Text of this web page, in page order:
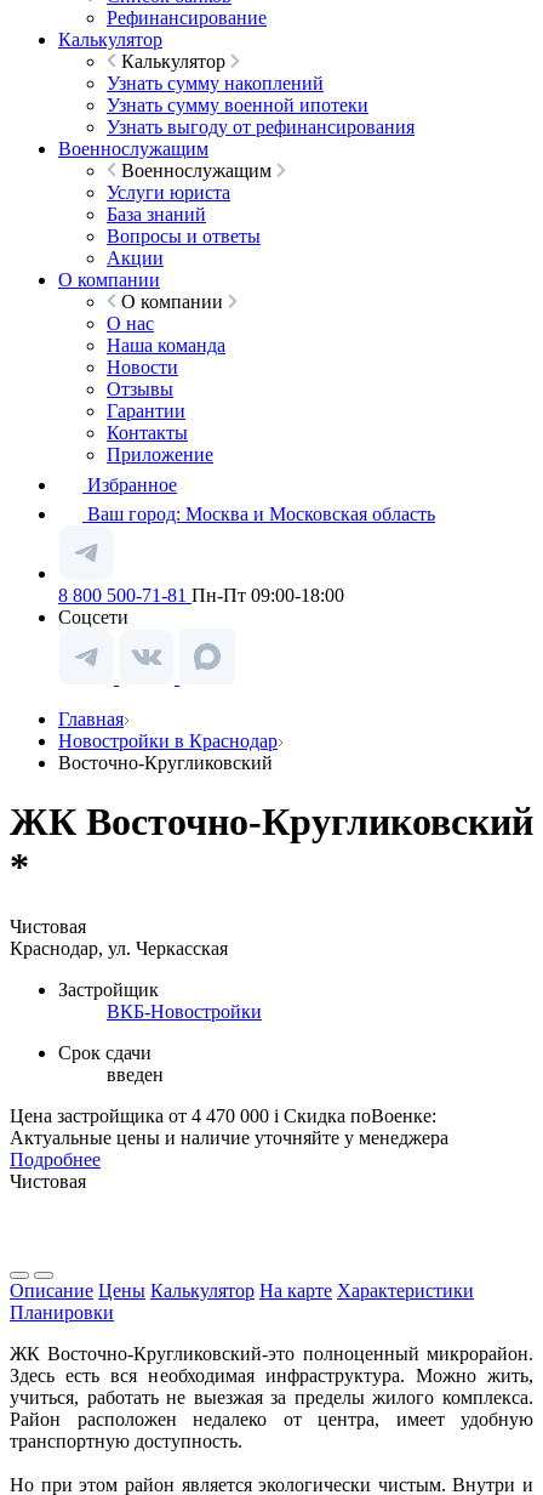
Рефинансирование
Калькулятор
Калькулятор
Узнать сумму накоплений
Узнать сумму военной ипотеки
Узнать выгоду от рефинансирования
Военнослужащим
Военнослужащим
Услуги юриста
База знаний
Вопросы и ответы
Акции
О компании
О компании
О нас
Наша команда
Новости
Отзывы
Гарантии
Контакты
Приложение
Избранное
Ваш город: Москва и Московская область
8 800 500-71-81 Пн-Пт 09:00-18:00
Соцсети
Главная
Новостройки в Краснодар
Восточно-Кругликовский
ЖК Восточно-Кругликовский
*
Чистовая
Краснодар, ул. Черкасская
Застройщик
ВКБ-Новостройки
Срок сдачи
введен
Цена застройщика от 4 470 000 i Скидка поВоенке:
Актуальные цены и наличие уточняйте у менеджера
Подробнее
Чистовая
Описание Цены Калькулятор На карте Характеристики
Планировки
ЖК Восточно-Кругликовский-это полноценный микрорайон.
Здесь есть вся необходимая инфраструктура. Можно жить,
учиться, работать не выезжая за пределы жилого комплекса.
Район расположен недалеко от центра, имеет удобную
транспортную доступность.
Но при этом район является экологически чистым. Внутри и